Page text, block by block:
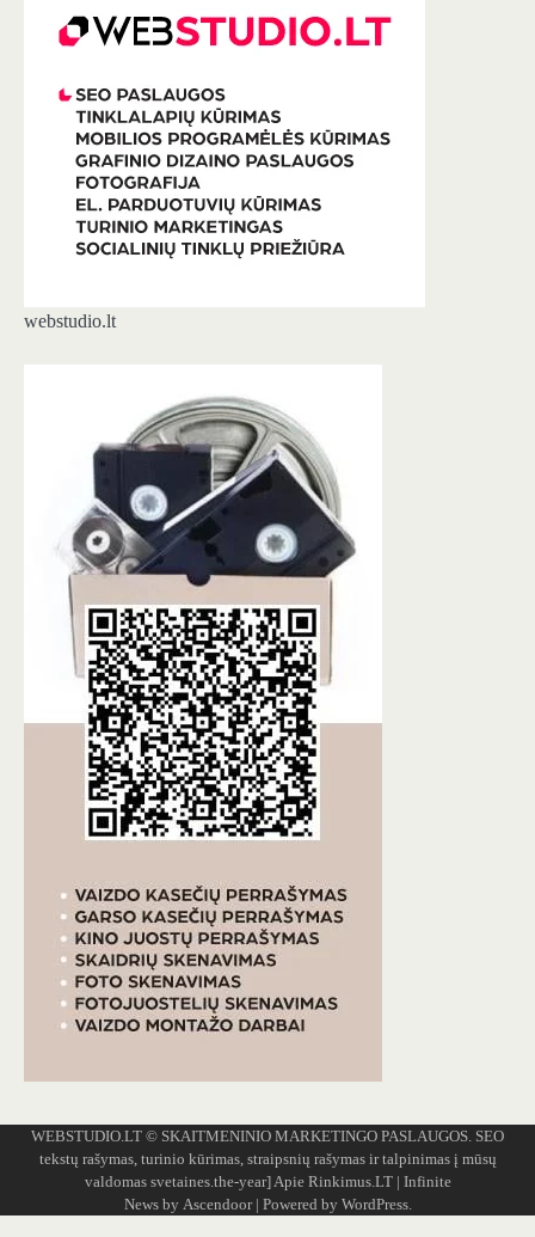
webstudio.lt
WEBSTUDIO.LT © SKAITMENINIO MARKETINGO PASLAUGOS. SEO
tekstų rašymas, turinio kūrimas, straipsnių rašymas ir talpinimas į mūsų
valdomas svetaines.the-year]Apie Rinkimus.LT| Infinite
News by Ascendoor| Powered by WordPress.